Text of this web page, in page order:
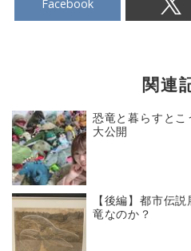
Facebook
関連
恐竜と暮らすと
大公開
【後編】都市伝
竜なのか？